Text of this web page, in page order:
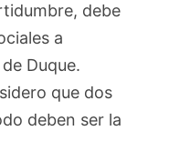
debe
a
Duque.
que dos
deben ser la